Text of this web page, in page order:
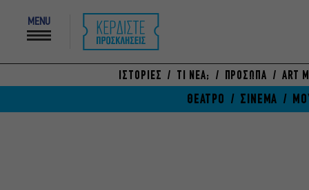
MENU
ΙΣΤΟΡΙΕΣ ΤΙ ΝΕΑ; ΠΡΟΣΩΠΑ ART
ΘΕΑΤΡΟ ΣΙΝΕΜΑ